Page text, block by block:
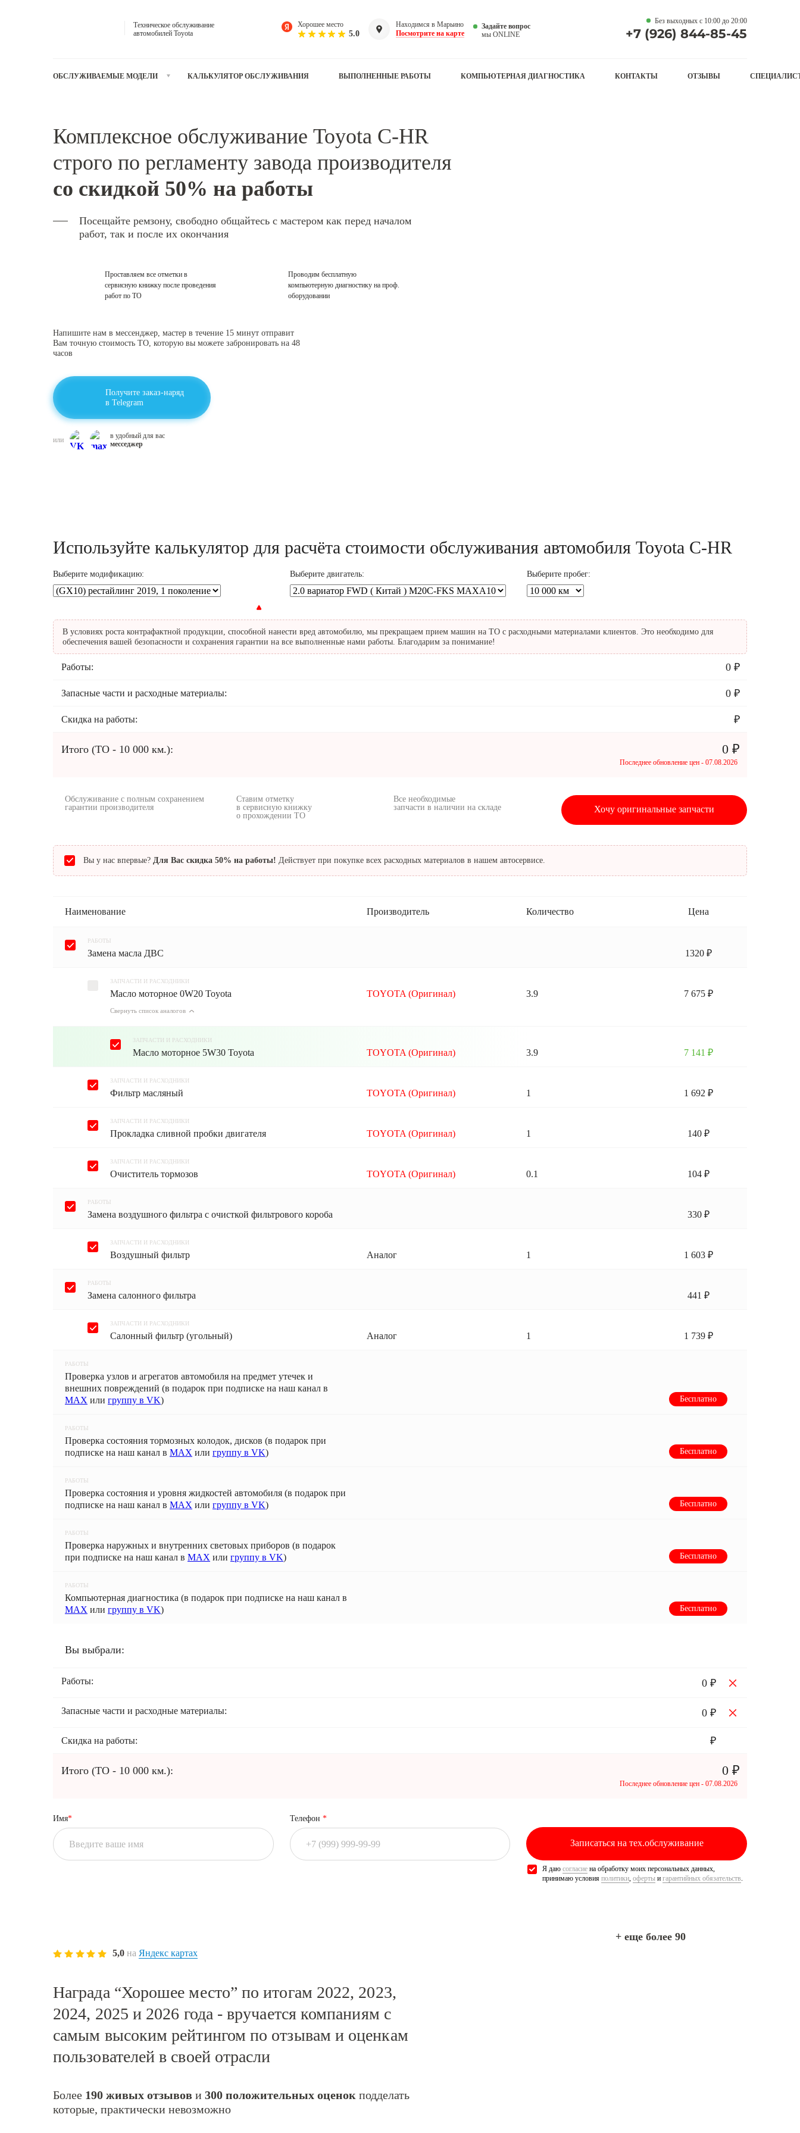
Техническое обслуживание
автомобилей Toyota
Хорошее место
5.0
Находимся в Марьино
Посмотрите на карте
Задайте вопрос
мы ONLINE
Без выходных с 10:00 до 20:00
+7 (926) 844-85-45
ОБСЛУЖИВАЕМЫЕ МОДЕЛИ КАЛЬКУЛЯТОР ОБСЛУЖИВАНИЯ ВЫПОЛНЕННЫЕ РАБОТЫ КОМПЬЮТЕРНАЯ ДИАГНОСТИКА КОНТАКТЫ ОТЗЫВЫ
Комплексное обслуживание Toyota C-HR
строго по регламенту завода производителя
со скидкой 50% на работы
Посещайте ремзону, свободно общайтесь с мастером как перед началом
работ, так и после их окончания
Проставляем все отметки в
сервисную книжку после проведения
работ по ТО
Проводим бесплатную
компьютерную диагностику на проф.
оборудовании
Напишите нам в мессенджер, мастер в течение 15 минут отправит
Вам точную стоимость ТО, которую вы можете забронировать на 48
часов
Получите заказ-наряд
в Telegram
или
в удобный для вас
месседжер
Используйте калькулятор для расчёта стоимости обслуживания автомобиля Toyota C-HR
Выберите модификацию: Выберите двигатель: Выберите пробег:
В условиях роста контрафактной продукции, способной нанести вред автомобилю, мы прекращаем прием машин на ТО с расходными материалами клиентов. Это необходимо для
обеспечения вашей безопасности и сохранения гарантии на все выполненные нами работы. Благодарим за понимание!
Работы: 0 ₽
Запасные части и расходные материалы: 0 ₽
Скидка на работы: ₽
Итого (ТО - 10 000 км.): 0 ₽
Последнее обновление цен - 07.08.2026
Обслуживание с полным сохранением
гарантии производителя
Ставим отметку
в сервисную книжку
о прохождении ТО
Все необходимые
запчасти в наличии на складе
Хочу оригинальные запчасти
Вы у нас впервые? Для Вас скидка 50% на работы! Действует при покупке всех расходных материалов в нашем автосервисе.
Наименование Производитель Количество Цена
РАБОТЫ
Замена масла ДВС 1320 ₽
ЗАПЧАСТИ И РАСХОДНИКИ
Масло моторное 0W20 Toyota
Свернуть список аналогов
TOYOTA (Оригинал) 3.9 7 675 ₽
ЗАПЧАСТИ И РАСХОДНИКИ
Масло моторное 5W30 Toyota TOYOTA (Оригинал) 3.9 7 141 ₽
ЗАПЧАСТИ И РАСХОДНИКИ
Фильтр масляный TOYOTA (Оригинал) 1 1 692 ₽
ЗАПЧАСТИ И РАСХОДНИКИ
Прокладка сливной пробки двигателя TOYOTA (Оригинал) 1 140 ₽
ЗАПЧАСТИ И РАСХОДНИКИ
Очиститель тормозов TOYOTA (Оригинал) 0.1 104 ₽
РАБОТЫ
Замена воздушного фильтра с очисткой фильтрового короба 330 ₽
ЗАПЧАСТИ И РАСХОДНИКИ
Воздушный фильтр Аналог 1 1 603 ₽
РАБОТЫ
Замена салонного фильтра 441 ₽
ЗАПЧАСТИ И РАСХОДНИКИ
Салонный фильтр (угольный) Аналог 1 1 739 ₽
РАБОТЫ
Проверка узлов и агрегатов автомобиля на предмет утечек и
внешних повреждений (в подарок при подписке на наш канал в
MAX или группу в VK) Бесплатно
РАБОТЫ
Проверка состояния тормозных колодок, дисков (в подарок при
подписке на наш канал в MAX или группу в VK) Бесплатно
РАБОТЫ
Проверка состояния и уровня жидкостей автомобиля (в подарок при
подписке на наш канал в MAX или группу в VK) Бесплатно
РАБОТЫ
Проверка наружных и внутренних световых приборов (в подарок
при подписке на наш канал в MAX или группу в VK) Бесплатно
РАБОТЫ
Компьютерная диагностика (в подарок при подписке на наш канал в
MAX или группу в VK) Бесплатно
Вы выбрали:
Работы: 0 ₽
Запасные части и расходные материалы: 0 ₽
Скидка на работы: ₽
Итого (ТО - 10 000 км.): 0 ₽
Последнее обновление цен - 07.08.2026
Имя* Телефон *
Записаться на тех.обслуживание
Я даюсогласие на обработку моих персональных данных,
принимаю условияполитики,оферты игарантийных обязательств.
5,0 на Яндекс картах
Награда “Хорошее место” по итогам 2022, 2023,
2024, 2025 и 2026 года - вручается компаниям с
самым высоким рейтингом по отзывам и оценкам
пользователей в своей отрасли
Более 190 живых отзывов и 300 положительных оценок подделать
которые, практически невозможно
+ еще более 90